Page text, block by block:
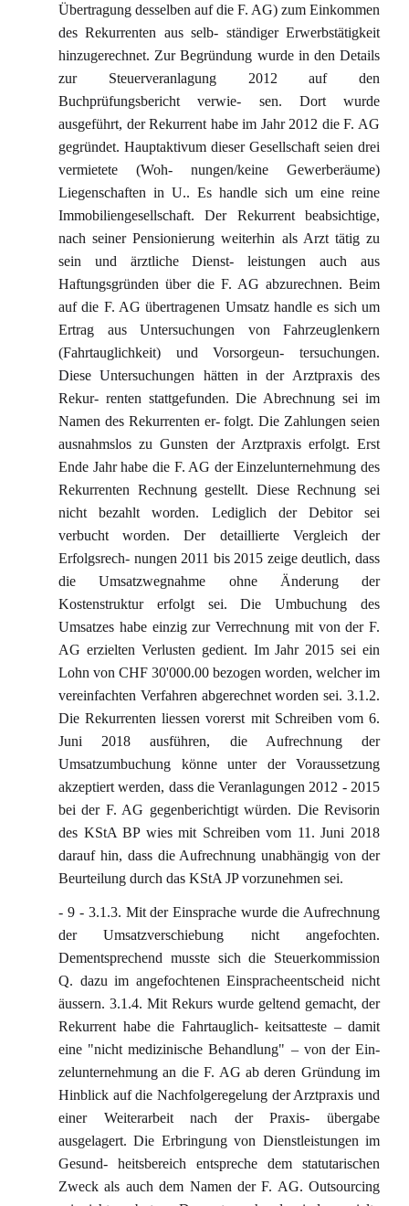
Übertragung desselben auf die F. AG) zum Einkommen
des Rekurrenten aus selb- ständiger Erwerbstätigkeit
hinzugerechnet. Zur Begründung wurde in den Details
zur Steuerveranlagung 2012 auf den
Buchprüfungsbericht verwie- sen. Dort wurde
ausgeführt, der Rekurrent habe im Jahr 2012 die F. AG
gegründet. Hauptaktivum dieser Gesellschaft seien drei
vermietete (Woh- nungen/keine Gewerberäume)
Liegenschaften in U.. Es handle sich um eine reine
Immobiliengesellschaft. Der Rekurrent beabsichtige,
nach seiner Pensionierung weiterhin als Arzt tätig zu
sein und ärztliche Dienst- leistungen auch aus
Haftungsgründen über die F. AG abzurechnen. Beim
auf die F. AG übertragenen Umsatz handle es sich um
Ertrag aus Untersuchungen von Fahrzeuglenkern
(Fahrtauglichkeit) und Vorsorgeun- tersuchungen.
Diese Untersuchungen hätten in der Arztpraxis des
Rekur- renten stattgefunden. Die Abrechnung sei im
Namen des Rekurrenten er- folgt. Die Zahlungen seien
ausnahmslos zu Gunsten der Arztpraxis erfolgt. Erst
Ende Jahr habe die F. AG der Einzelunternehmung des
Rekurrenten Rechnung gestellt. Diese Rechnung sei
nicht bezahlt worden. Lediglich der Debitor sei
verbucht worden. Der detaillierte Vergleich der
Erfolgsrech- nungen 2011 bis 2015 zeige deutlich, dass
die Umsatzwegnahme ohne Änderung der
Kostenstruktur erfolgt sei. Die Umbuchung des
Umsatzes habe einzig zur Verrechnung mit von der F.
AG erzielten Verlusten gedient. Im Jahr 2015 sei ein
Lohn von CHF 30'000.00 bezogen worden, welcher im
vereinfachten Verfahren abgerechnet worden sei. 3.1.2.
Die Rekurrenten liessen vorerst mit Schreiben vom 6.
Juni 2018 ausführen, die Aufrechnung der
Umsatzumbuchung könne unter der Voraussetzung
akzeptiert werden, dass die Veranlagungen 2012 - 2015
bei der F. AG gegenberichtigt würden. Die Revisorin
des KStA BP wies mit Schreiben vom 11. Juni 2018
darauf hin, dass die Aufrechnung unabhängig von der
Beurteilung durch das KStA JP vorzunehmen sei.
- 9 - 3.1.3. Mit der Einsprache wurde die Aufrechnung
der Umsatzverschiebung nicht angefochten.
Dementsprechend musste sich die Steuerkommission
Q. dazu im angefochtenen Einspracheentscheid nicht
äussern. 3.1.4. Mit Rekurs wurde geltend gemacht, der
Rekurrent habe die Fahrtauglich- keitsatteste – damit
eine "nicht medizinische Behandlung" – von der Ein-
zelunternehmung an die F. AG ab deren Gründung im
Hinblick auf die Nachfolgeregelung der Arztpraxis und
einer Weiterarbeit nach der Praxis- übergabe
ausgelagert. Die Erbringung von Dienstleistungen im
Gesund- heitsbereich entspreche dem statutarischen
Zweck als auch dem Namen der F. AG. Outsourcing